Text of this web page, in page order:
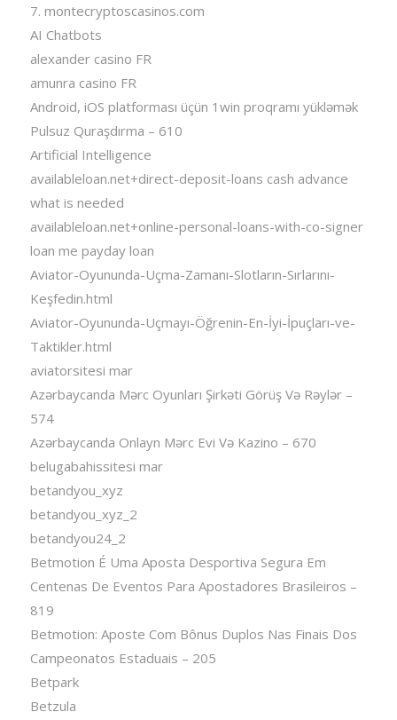
7. montecryptoscasinos.com
AI Chatbots
alexander casino FR
amunra casino FR
Android, iOS platforması üçün 1win proqramı yükləmək
Pulsuz Quraşdırma – 610
Artificial Intelligence
availableloan.net+direct-deposit-loans cash advance
what is needed
availableloan.net+online-personal-loans-with-co-signer
loan me payday loan
Aviator-Oyununda-Uçma-Zamanı-Slotların-Sırlarını-
Keşfedin.html
Aviator-Oyununda-Uçmayı-Öğrenin-En-İyi-İpuçları-ve-
Taktikler.html
aviatorsitesi mar
Azərbaycanda Mərc Oyunları Şirkəti Görüş Və Rəylər –
574
Azərbaycanda Onlayn Mərc Evi Və Kazino – 670
belugabahissitesi mar
betandyou_xyz
betandyou_xyz_2
betandyou24_2
Betmotion É Uma Aposta Desportiva Segura Em
Centenas De Eventos Para Apostadores Brasileiros –
819
Betmotion: Aposte Com Bônus Duplos Nas Finais Dos
Campeonatos Estaduais – 205
Betpark
Betzula